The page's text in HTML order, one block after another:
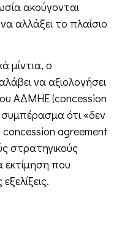
ακούγονται
αλλάξει το πλαίσιο
μίντια, ο
να αξιολογήσει
ΑΔΜΗΕ (concession
ότι «δεν
concession agreement
στρατηγικούς
εκτίμηση που